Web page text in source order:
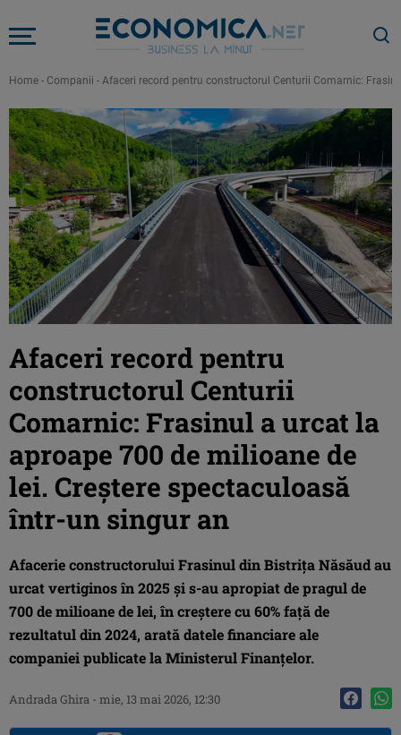
Home - Companii - Afaceri record pentru constructorul Centurii Comarnic:
Afaceri record pentru
constructorul Centurii
Comarnic: Frasinul a urcat la
aproape 700 de milioane de
lei. Creștere spectaculoasă
într-un singur an
Afacerie constructorului Frasinul din Bistrița Năsăud au
urcat vertiginos în 2025 și s-au apropiat de pragul de
700 de milioane de lei, în creștere cu 60% față de
rezultatul din 2024, arată datele financiare ale
companiei publicate la Ministerul Finanțelor.
Andrada Ghira - mie, 13 mai 2026, 12:30